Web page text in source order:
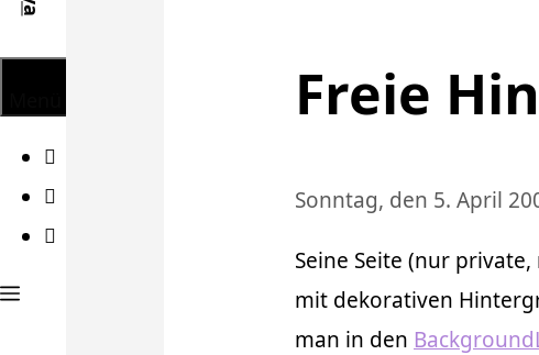
Freie
Sonntag, den 5. April
Seine Seite (nur
mit dekorativen
man in den